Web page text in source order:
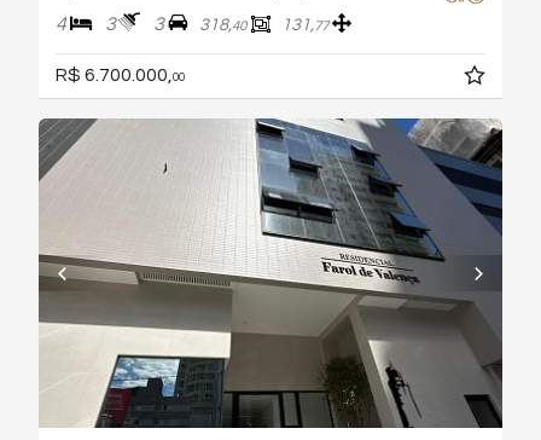
4 3 3 318,40 131,77
R$ 6.700.000,00